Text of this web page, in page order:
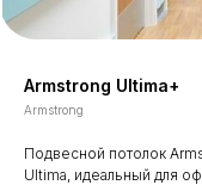
Armstrong Ultima+
Armstrong
Подвесной потолок
Ultima, идеальный для